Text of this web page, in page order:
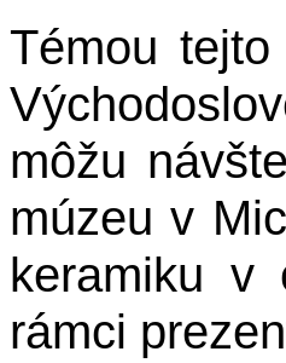
Témou
môžu
múzeu v
keramiku v
rámci